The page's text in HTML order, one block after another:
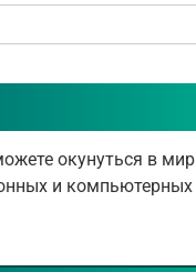
окунуться в мир
и компьютерных